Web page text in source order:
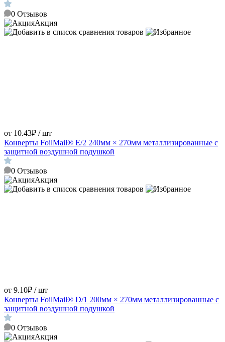
0 Отзывов
Акция
от 10.43₽ / шт
Конверты FoilMail® E/2 240мм × 270мм металлизированные с
защитной воздушной подушкой
0 Отзывов
Акция
от 9.10₽ / шт
Конверты FoilMail® D/1 200мм × 270мм металлизированные с
защитной воздушной подушкой
0 Отзывов
Акция